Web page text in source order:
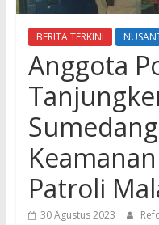
BERITA TERKINI
Anggota
Patroli
30 Agustus 2023